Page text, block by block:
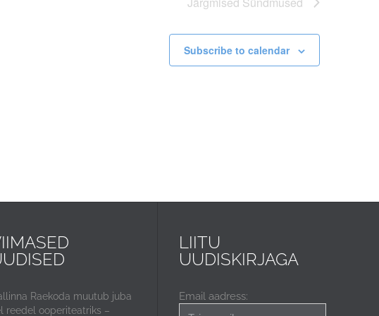
Subscribe to calendar
Raekoda muutub juba
reedel ooperiteatriks –
LIITU
UUDISKIRJAGA
Email aadress: